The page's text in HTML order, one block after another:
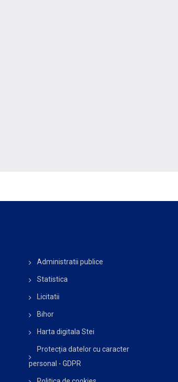
Administratii publice
Statistica
Licitatii
Bihor
Harta digitala Stei
Protecția datelor cu caracter
personal - GDPR